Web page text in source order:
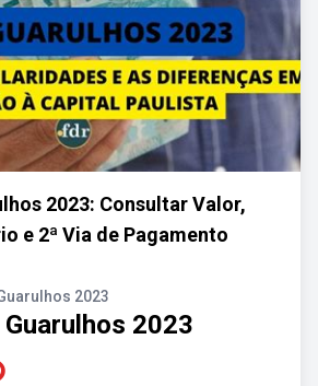
2023: Consultar Valor,
e 2ª Via de Pagamento
2023
2023